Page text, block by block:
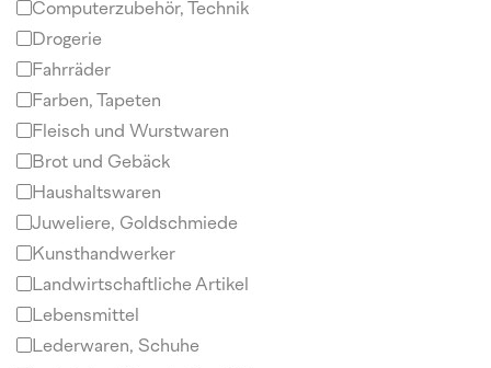
Computerzubehör, Technik
Drogerie
Fahrräder
Farben, Tapeten
Fleisch und Wurstwaren
Brot und Gebäck
Haushaltswaren
Juweliere, Goldschmiede
Kunsthandwerker
Landwirtschaftliche Artikel
Lebensmittel
Lederwaren, Schuhe